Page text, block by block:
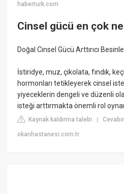
haberturk.com
Cinsel gücü en çok ne
Doğal Cinsel Gücü Arttırıcı
İstiridye, muz, çikolata, fındık,
hormonları tetikleyerek cinsel
yiyeceklerin dengeli ve düzenli
isteği arttırmakta önemli rol
Kaynak kaldırma talebi |
okanhastanesi.com.tr